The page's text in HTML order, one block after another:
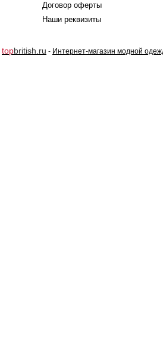
Договор оферты
Наши реквизиты
topbritish.ru - Интернет-магазин модной